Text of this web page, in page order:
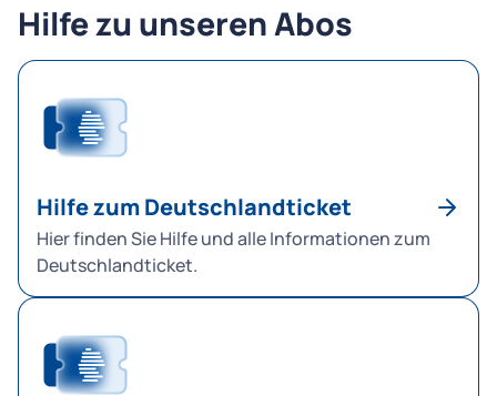
Hilfe zu unseren Abos
Hilfe zum Deutschlandticket
Hier finden Sie Hilfe und alle Informationen zum
Deutschlandticket.